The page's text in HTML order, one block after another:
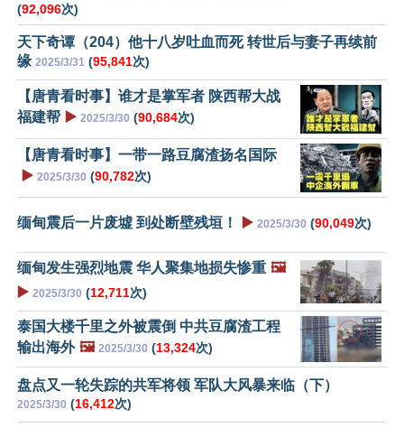
(92,096次)
天下奇谭（204）他十八岁吐血而死 转世后与妻子再续前
缘 2025/3/31 (95,841次)
【唐青看时事】谁才是掌军者 陕西帮大战
福建帮 ▶️ 2025/3/30 (90,684次)
【唐青看时事】一带一路豆腐渣扬名国际
▶️ 2025/3/30 (90,782次)
缅甸震后一片废墟 到处断壁残垣！ ▶️ 2025/3/30 (90,049次)
缅甸发生强烈地震 华人聚集地损失惨重 🖼️
▶️ 2025/3/30 (12,711次)
泰国大楼千里之外被震倒 中共豆腐渣工程
输出海外 🖼️ 2025/3/30 (13,324次)
盘点又一轮失踪的共军将领 军队大风暴来临（下）
2025/3/30 (16,412次)